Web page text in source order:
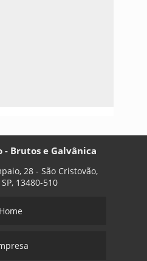
Brutos e Galvânica
28 - São Cristovão,
13480-510
Home